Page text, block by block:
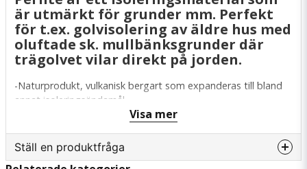
är utmärkt för grunder mm. Perfekt
för t.ex. golvisolering av äldre hus med
oluftade sk. mullbänksgrunder där
trägolvet vilar direkt på jorden.
-Naturprodukt, vulkanisk bergart som expanderas till bland
annat isoleringsändamål.
-Kapillärbrytande vid 60 mm
-Fyller ut minsta skrymsle och är stabilt över tid. Inga
sättningar
Visa mer
Ställ en produktfråga